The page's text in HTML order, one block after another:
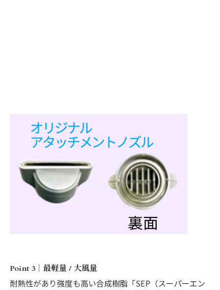
Point 3｜最軽量 / 大風量
耐熱性があり強度も高い合成樹脂「SEP（スーパーエン